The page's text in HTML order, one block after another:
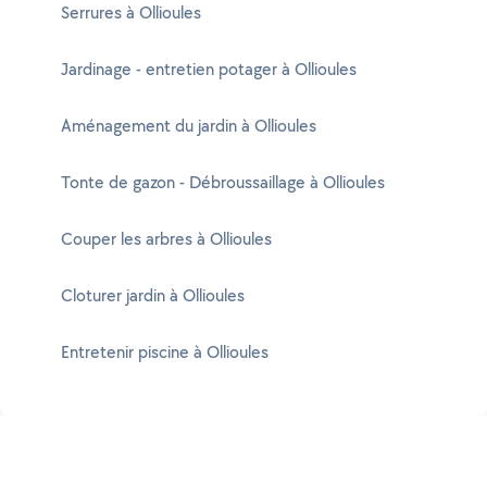
Serrures à Ollioules
Jardinage - entretien potager à Ollioules
Aménagement du jardin à Ollioules
Tonte de gazon - Débroussaillage à Ollioules
Couper les arbres à Ollioules
Cloturer jardin à Ollioules
Entretenir piscine à Ollioules